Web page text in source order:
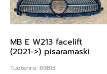
MB E W213 facelift
(2021->) pisaramaski
Tuotenro: 69813